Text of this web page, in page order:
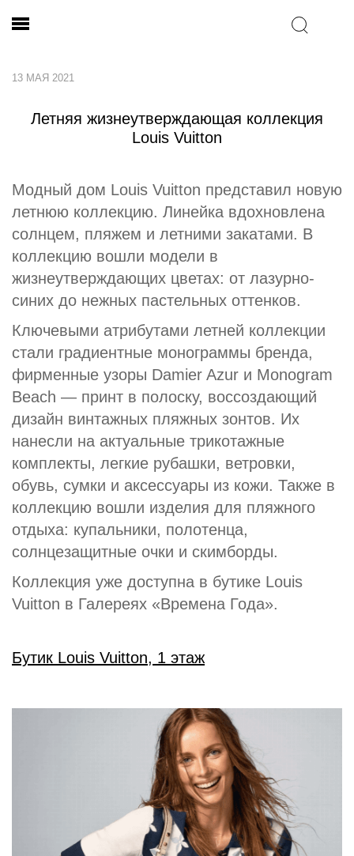
13 МАЯ 2021
Летняя жизнеутверждающая коллекция
Louis Vuitton
Модный дом Louis Vuitton представил новую
летнюю коллекцию. Линейка вдохновлена
солнцем, пляжем и летними закатами. В
коллекцию вошли модели в
жизнеутверждающих цветах: от лазурно-
синих до нежных пастельных оттенков.
Ключевыми атрибутами летней коллекции
стали градиентные монограммы бренда,
фирменные узоры Damier Azur и Monogram
Beach — принт в полоску, воссоздающий
дизайн винтажных пляжных зонтов. Их
нанесли на актуальные трикотажные
комплекты, легкие рубашки, ветровки,
обувь, сумки и аксессуары из кожи. Также в
коллекцию вошли изделия для пляжного
отдыха: купальники, полотенца,
солнцезащитные очки и скимборды.
Коллекция уже доступна в бутике Louis
Vuitton в Галереях «Времена Года».
Бутик Louis Vuitton, 1 этаж